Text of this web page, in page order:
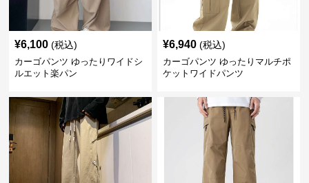
¥6,100 (税込)
カーゴパンツ ゆったりワイドシ
ルエット楽パン
¥6,940 (税込)
カーゴパンツ ゆったりマルチポ
ケットワイドパンツ